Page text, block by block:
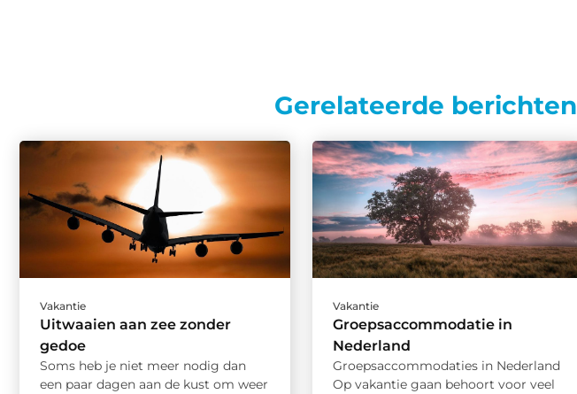
Gerelateerde berichten
Vakantie
Uitwaaien aan zee zonder
gedoe
Soms heb je niet meer nodig dan
een paar dagen aan de kust om weer
Vakantie
Groepsaccommodatie in
Nederland
Groepsaccommodaties in Nederland
Op vakantie gaan behoort voor veel